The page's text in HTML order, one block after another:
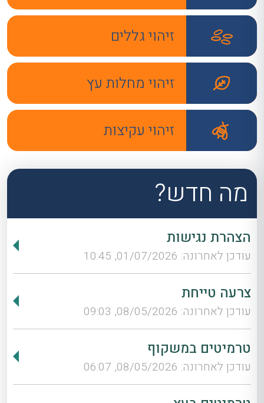
זיהוי גללים
זיהוי מחלות עץ
זיהוי עקיצות
מה חדש?
הצהרת נגישות
עודכן לאחרונה: 01/07/2026, 10:45
צרעה טייחת
עודכן לאחרונה: 08/05/2026, 09:03
טרמיטים במשקוף
עודכן לאחרונה: 08/05/2026, 06:07